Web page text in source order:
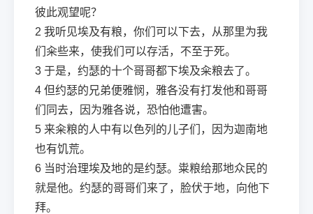
彼此观望呢？
2 我听见埃及有粮，你们可以下去，从那里为我
们籴些来，使我们可以存活，不至于死。
3 于是，约瑟的十个哥哥都下埃及籴粮去了。
4 但约瑟的兄弟便雅悯，雅各没有打发他和哥哥
们同去，因为雅各说，恐怕他遭害。
5 来籴粮的人中有以色列的儿子们，因为迦南地
也有饥荒。
6 当时治理埃及地的是约瑟。粜粮给那地众民的
就是他。约瑟的哥哥们来了，脸伏于地，向他下
拜。